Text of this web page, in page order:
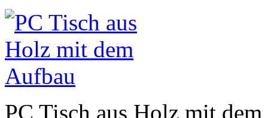
PC Tisch aus Holz mit